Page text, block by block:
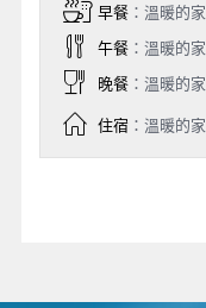
早餐：溫暖的家
午餐：溫暖的家
晚餐：溫暖的家
住宿：溫暖的家